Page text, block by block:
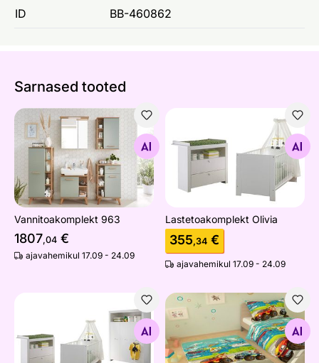
ID BB-460862
Sarnased tooted
Vannitoakomplekt 963
Otsi sarnaseid
Vannitoakomplekt 963
1807,04 €
ajavahemikul 17.09 - 24.09
Lastetoakomplekt Olivia
Otsi sarnaseid
Lastetoakomplekt Olivia
355,34 €
ajavahemikul 17.09 - 24.09
Lastetoakomplekt Olivia
Otsi sarnaseid
Lastevaip Löbusad autod
Otsi sarnaseid